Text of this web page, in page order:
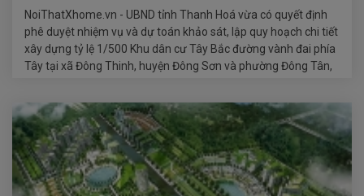
NoiThatXhome.vn - UBND tỉnh Thanh Hoá vừa có quyết định
phê duyệt nhiệm vụ và dự toán khảo sát, lập quy hoạch chi tiết
xây dựng tỷ lệ 1/500 Khu dân cư Tây Bắc đường vành đai phía
Tây tại xã Đông Thinh, huyện Đông Sơn và phường Đông Tân,